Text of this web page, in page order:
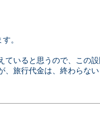
。
いると思うので、この
旅行代金は、終わらな